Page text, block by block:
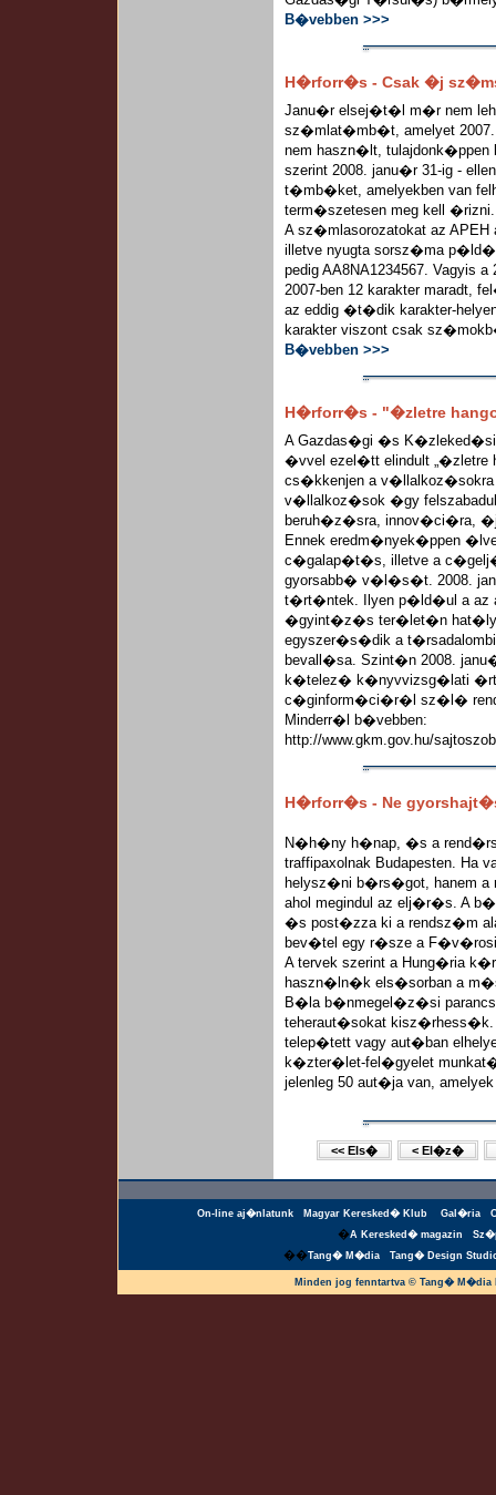
B�vebben >>>
H�rforr�s - Csak �j
Janu�r elsej�t�l m�r nem
sz�mlat�mb�t, amelyet
nem haszn�lt,
szerint 2008. janu�r 31-ig -
t�mb�ket, amelyekben van
term�szetesen meg kell �rizni.
A sz�mlasorozatokat az
illetve nyugta sorsz�ma
pedig AA8NA1234567.
2007-ben 12 karakter maradt,
az eddig �t�dik karakter-
karakter viszont csak
B�vebben >>>
H�rforr�s - "�zletre
A Gazdas�gi �s
�vvel ezel�tt elindult „�zletre
cs�kkenjen a
v�llalkoz�sok �gy
beruh�z�sra, innov�ci�ra,
Ennek eredm�nyek�ppen
c�galap�t�s, illetve a
gyorsabb� v�l�s�t. 2008.
t�rt�ntek. Ilyen p�ld�ul a az
�gyint�z�s ter�let�n
egyszer�s�dik a
bevall�sa. Szint�n 2008.
k�telez� k�nyvvizsg�lati
c�ginform�ci�r�l sz�l�
Minderr�l b�vebben:
http://www.gkm.gov.hu/
H�rforr�s - Ne
N�h�ny h�nap, �s a
traffipaxolnak Budapesten. Ha
helysz�ni b�rs�got, hanem
ahol megindul az elj�r�s. A
�s post�zza ki a rendsz�m
bev�tel egy r�sze a
A tervek szerint a Hung�ria
haszn�ln�k els�sorban a
B�la b�nmegel�z�si
teheraut�sokat
telep�tett vagy aut�ban
k�zter�let-fel�gyelet
jelenleg 50 aut�ja van,
<< Els� < El�z�
On-line aj�nlatunk Magyar Keresked� Klub Gal�ria
�A Keresked� magazin
��Tang� M�dia Tang� Design
Minden jog fenntartva © Tang�